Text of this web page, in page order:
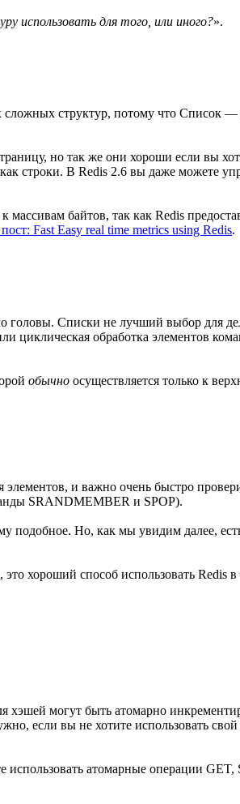
использовать для того, или иного?».
сложных структур, потому что
но так же они хороши если вы
строки. В Redis 2.6 вы даже можете
байтов, так как Redis
Fast Easy real time metrics using Redis.
Списки не лучший выбор для
циклическая обработка элементов
обычно осуществляется только к
и важно очень быстро
SRANDMEMBER и SPOP).
подобное. Но, как мы увидим далее,
хороший способ использовать Redis
хэшей могут быть атомарно
если вы не хотите использовать
атомарные операции GET,